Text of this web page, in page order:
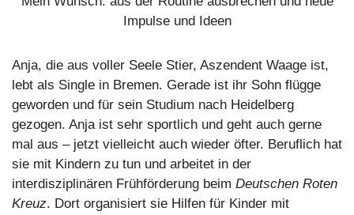
Impulse und Ideen
Anja, die aus voller Seele Stier, Aszendent Waage ist,
lebt als Single in Bremen. Gerade ist ihr Sohn flügge
geworden und für sein Studium nach Heidelberg
gezogen. Anja ist sehr sportlich und geht auch gerne
mal aus – jetzt vielleicht auch wieder öfter. Beruflich hat
sie mit Kindern zu tun und arbeitet in der
interdisziplinären Frühförderung beim Deutschen Roten
Kreuz. Dort organisiert sie Hilfen für Kinder mit